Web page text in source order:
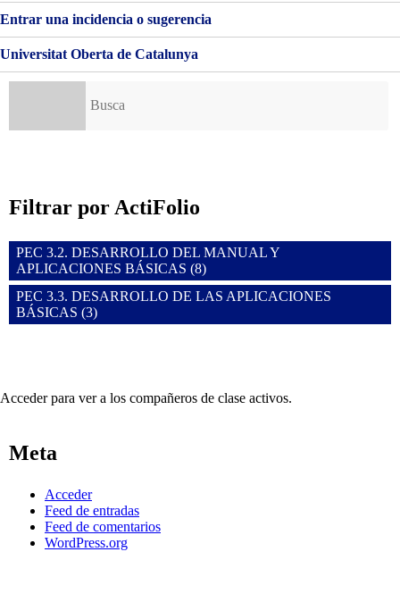
Entrar una incidencia o sugerencia
Universitat Oberta de Catalunya
Filtrar por ActiFolio
PEC 3.2. DESARROLLO DEL MANUAL Y
APLICACIONES BÁSICAS (8)
PEC 3.3. DESARROLLO DE LAS APLICACIONES
BÁSICAS (3)
Acceder para ver a los compañeros de clase activos.
Meta
Acceder
Feed de entradas
Feed de comentarios
WordPress.org